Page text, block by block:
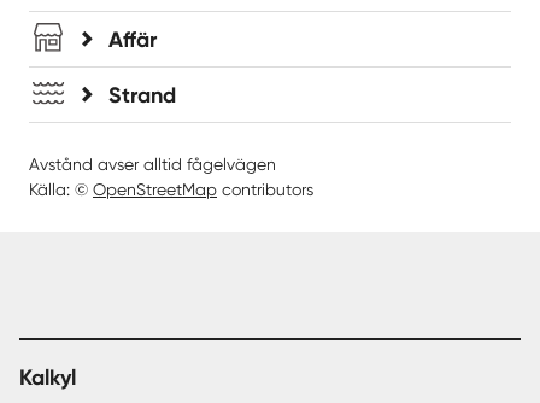
Affär
Strand
Avstånd avser alltid fågelvägen
Källa: © OpenStreetMap contributors
Kalkyl